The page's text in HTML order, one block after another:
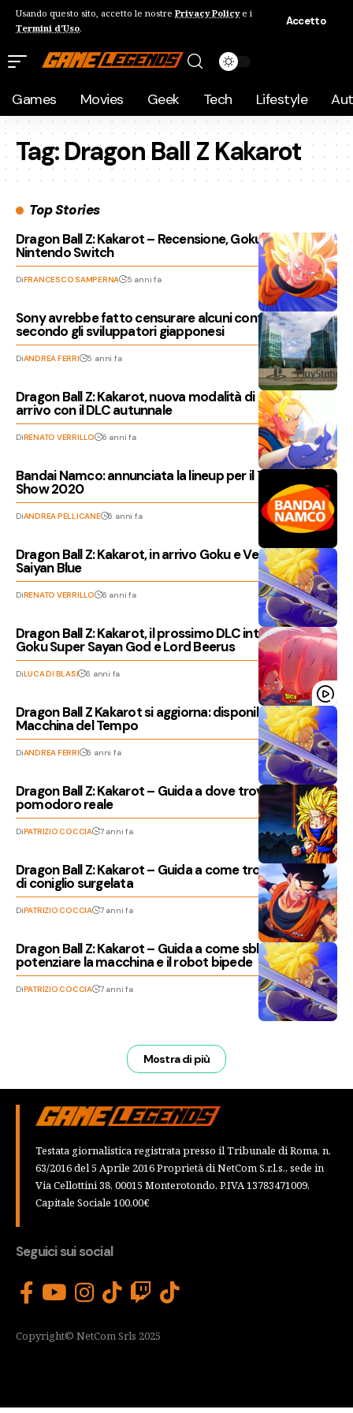
Usando questo sito, accetto le nostre Privacy Policye i
Termini d'Uso.
Accetto
Games Movies Geek Tech Lifestyle
Tag:Dragon Ball Z Kakarot
Top Stories
Dragon Ball Z: Kakarot – Recensione, Goku approda su
Nintendo Switch
DiFRANCESCO SAMPERNA 5 anni fa
Sony avrebbe fatto censurare alcuni contenuti
secondo gli sviluppatori giapponesi
DiANDREA FERRI 5 anni fa
Dragon Ball Z: Kakarot, nuova modalità di gioco in
arrivo con il DLC autunnale
DiRENATO VERRILLO 6 anni fa
Bandai Namco: annunciata la lineup per il Tokyo Game
Show 2020
DiANDREA PELLICANE 6 anni fa
Dragon Ball Z: Kakarot, in arrivo Goku e Vegeta Super
Saiyan Blue
DiRENATO VERRILLO 6 anni fa
Dragon Ball Z: Kakarot, il prossimo DLC introdurrà
Goku Super Sayan God e Lord Beerus
DiLUCA DI BLASI 6 anni fa
Dragon Ball Z Kakarot si aggiorna: disponibile da oggi la
Macchina del Tempo
DiANDREA FERRI 6 anni fa
Dragon Ball Z: Kakarot – Guida a dove trovare il
pomodoro reale
DiPATRIZIO COCCIA 7 anni fa
Dragon Ball Z: Kakarot – Guida a come trovare la carne
di coniglio surgelata
DiPATRIZIO COCCIA 7 anni fa
Dragon Ball Z: Kakarot – Guida a come sbloccare e
potenziare la macchina e il robot bipede
DiPATRIZIO COCCIA 7 anni fa
Mostra di più
Testata giornalistica registrata presso il Tribunale di Roma, n.
63/2016 del 5 Aprile 2016 Proprietà di NetCom S.r.l.s., sede in
Via Cellottini 38, 00015 Monterotondo, P.IVA 13783471009,
Capitale Sociale 100,00€
Seguici sui social
Copyright© NetCom Srls 2025